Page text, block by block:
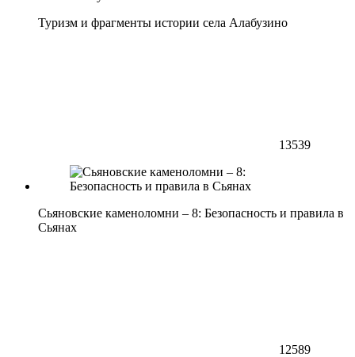
Туризм и фрагменты истории села Алабузино
13539
Сьяновские каменоломни – 8: Безопасность и правила в
Сьянах
12589